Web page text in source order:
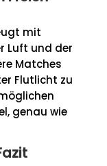
mit
Luft und der
Matches
Flutlicht zu
genau wie